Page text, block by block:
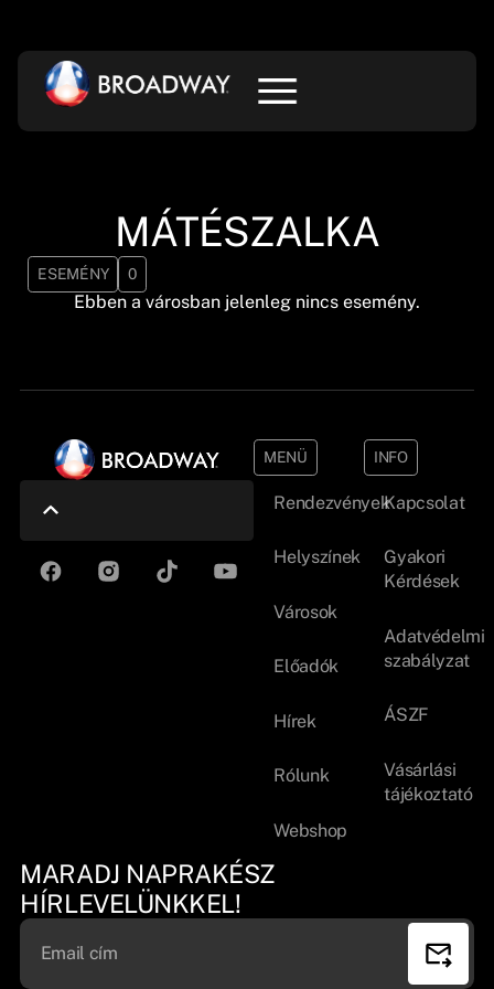
MÁTÉSZALKA
ESEMÉNY 0
Ebben a városban jelenleg nincs esemény.
MENÜ
Rendezvények
Helyszínek
Városok
Előadók
Hírek
Rólunk
Webshop
INFO
Kapcsolat
Gyakori
Kérdések
Adatvédelmi
szabályzat
ÁSZF
Vásárlási
tájékoztató
MARADJ NAPRAKÉSZ
HÍRLEVELÜNKKEL!